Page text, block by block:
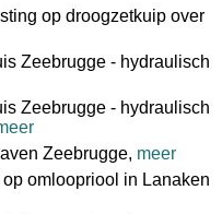
op droogzetkuip over
Zeebrugge - hydraulisch
Zeebrugge - hydraulisch
Zeebrugge, meer
omloopriool in Lanaken